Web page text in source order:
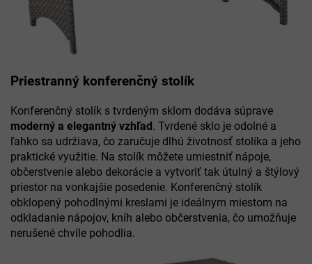
Priestranný konferenčný stolík
Konferenčný stolík s tvrdeným sklom dodáva súprave
moderný a elegantný vzhľad. Tvrdené sklo je odolné a
ľahko sa udržiava, čo zaručuje dlhú životnosť stolíka a jeho
praktické využitie. Na stolík môžete umiestniť nápoje,
občerstvenie alebo dekorácie a vytvoriť tak útulný a štýlový
priestor na vonkajšie posedenie. Konferenčný stolík
obklopený pohodlnými kreslami je ideálnym miestom na
odkladanie nápojov, kníh alebo občerstvenia, čo umožňuje
nerušené chvíle pohodlia.